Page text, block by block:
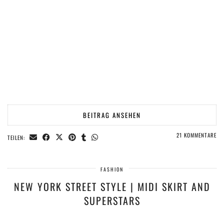
BEITRAG ANSEHEN
TEILEN: 21 KOMMENTARE
FASHION
NEW YORK STREET STYLE | MIDI SKIRT AND
SUPERSTARS